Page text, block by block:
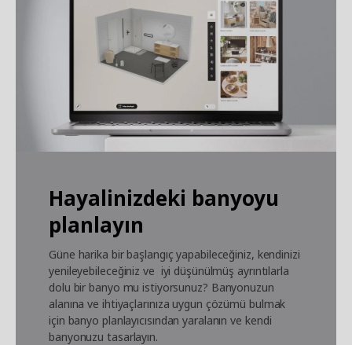
Hayalinizdeki banyoyu
planlayın
Güne harika bir başlangıç yapabileceğiniz, kendinizi
yenileyebileceğiniz ve iyi düşünülmüş ayrıntılarla
dolu bir banyo mu istiyorsunuz? Banyonuzun
alanına ve ihtiyaçlarınıza uygun çözümü bulmak
için banyo planlayıcısından yaralanınve kendi
banyonuzu tasarlayın.